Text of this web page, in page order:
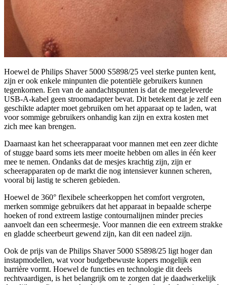
Hoewel de Philips Shaver 5000 S5898/25 veel sterke punten kent,
zijn er ook enkele minpunten die potentiële gebruikers kunnen
tegenkomen. Een van de aandachtspunten is dat de meegeleverde
USB-A-kabel geen stroomadapter bevat. Dit betekent dat je zelf een
geschikte adapter moet gebruiken om het apparaat op te laden, wat
voor sommige gebruikers onhandig kan zijn en extra kosten met
zich mee kan brengen.
Daarnaast kan het scheerapparaat voor mannen met een zeer dichte
of stugge baard soms iets meer moeite hebben om alles in één keer
mee te nemen. Ondanks dat de mesjes krachtig zijn, zijn er
scheerapparaten op de markt die nog intensiever kunnen scheren,
vooral bij lastig te scheren gebieden.
Hoewel de 360° flexibele scheerkoppen het comfort vergroten,
merken sommige gebruikers dat het apparaat in bepaalde scherpe
hoeken of rond extreem lastige contournalijnen minder precies
aanvoelt dan een scheermesje. Voor mannen die een extreem strakke
en gladde scheerbeurt gewend zijn, kan dit een nadeel zijn.
Ook de prijs van de Philips Shaver 5000 S5898/25 ligt hoger dan
instapmodellen, wat voor budgetbewuste kopers mogelijk een
barrière vormt. Hoewel de functies en technologie dit deels
rechtvaardigen, is het belangrijk om te zorgen dat je daadwerkelijk